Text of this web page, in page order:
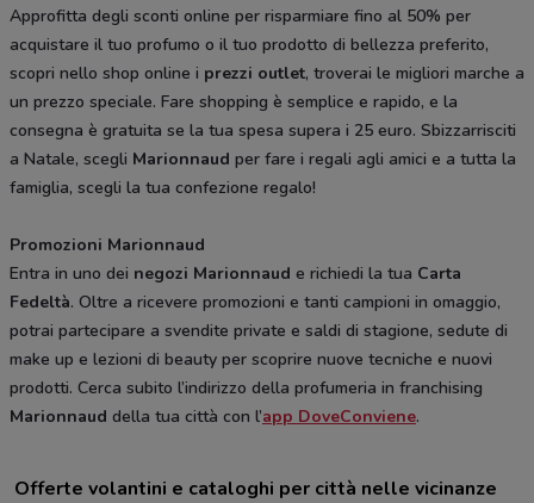
Approfitta degli sconti online per risparmiare fino al 50% per
acquistare il tuo profumo o il tuo prodotto di bellezza preferito,
scopri nello shop online i prezzi outlet, troverai le migliori marche a
un prezzo speciale. Fare shopping è semplice e rapido, e la
consegna è gratuita se la tua spesa supera i 25 euro. Sbizzarrisciti
a Natale, scegli Marionnaud per fare i regali agli amici e a tutta la
famiglia, scegli la tua confezione regalo!
Promozioni Marionnaud
Entra in uno dei negozi Marionnaud e richiedi la tua Carta
Fedeltà. Oltre a ricevere promozioni e tanti campioni in omaggio,
potrai partecipare a svendite private e saldi di stagione, sedute di
make up e lezioni di beauty per scoprire nuove tecniche e nuovi
prodotti. Cerca subito l’indirizzo della profumeria in franchising
Marionnaud della tua città con l’app DoveConviene.
Offerte volantini e cataloghi per città nelle vicinanze